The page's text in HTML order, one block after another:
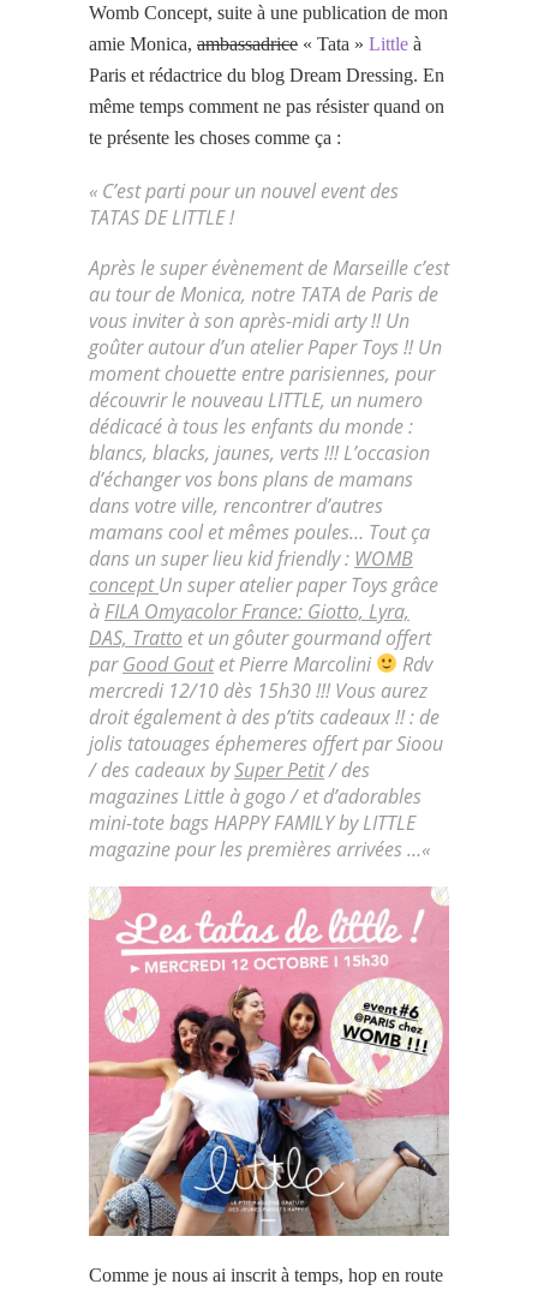
Womb Concept, suite à une publication de mon
amie Monica, ambassadrice « Tata » Little à
Paris et rédactrice du blog Dream Dressing. En
même temps comment ne pas résister quand on
te présente les choses comme ça :
« C’est parti pour un nouvel event des
TATAS DE LITTLE !
Après le super évènement de Marseille c’est
au tour de Monica, notre TATA de Paris de
vous inviter à son après-midi arty !! Un
goûter autour d’un atelier Paper Toys !! Un
moment chouette entre parisiennes, pour
découvrir le nouveau LITTLE, un numero
dédicacé à tous les enfants du monde :
blancs, blacks, jaunes, verts !!! L’occasion
d’échanger vos bons plans de mamans
dans votre ville, rencontrer d’autres
mamans cool et mêmes poules… Tout ça
dans un super lieu kid friendly : WOMB
concept Un super atelier paper Toys grâce
à FILA Omyacolor France: Giotto, Lyra,
DAS, Tratto et un gôuter gourmand offert
parGood Goutet Pierre Marcolini
Rdv
mercredi 12/10 dès 15h30 !!! Vous aurez
droit également à des p’tits cadeaux !! : de
jolis tatouages éphemeres offert parSioou
/ des cadeaux bySuper Petit/ des
magazines Little à gogo / et d’adorables
mini-tote bags HAPPY FAMILY by LITTLE
magazine pour les premières arrivées …«
Comme je nous ai inscrit à temps, hop en route